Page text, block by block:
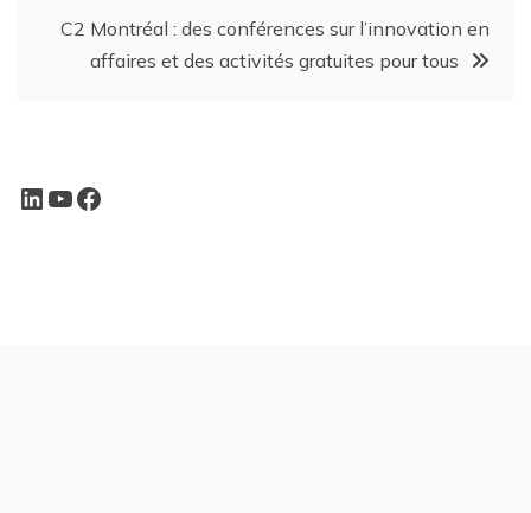
C2 Montréal : des conférences sur l’innovation en
affaires et des activités gratuites pour tous